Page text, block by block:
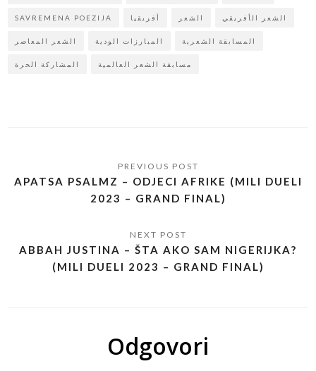
SAVREMENA POEZIJA أفريقيا الشعر الشعر الأفريقي
الشعر المعاصر المبارزات الودية المسابقة الشعرية
المشاركة الحرة مسابقة الشعر العالمية
APATSA PSALMZ – ODJECI AFRIKE (MILI DUELI
2023 – GRAND FINAL)
ABBAH JUSTINA – ŠTA AKO SAM NIGERIJKA?
(MILI DUELI 2023 – GRAND FINAL)
Odgovori